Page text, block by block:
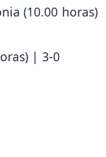
(10.00 horas)
| 3-0